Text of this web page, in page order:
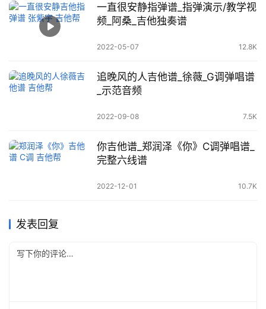
一直很安静指弹谱_指弹演示/教学视
频_阿桑_吉他独奏谱
2022-05-07 12.8K
追晚风的人吉他谱_徐薇_G调弹唱谱
_示范音频
2022-09-08 7.5K
你吉他谱_郑润泽《你》C调弹唱谱_
完整六线谱
2022-12-01 10.7K
发表回复